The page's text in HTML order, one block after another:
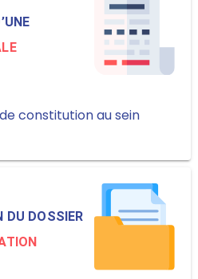
constitution au sein
DU DOSSIER